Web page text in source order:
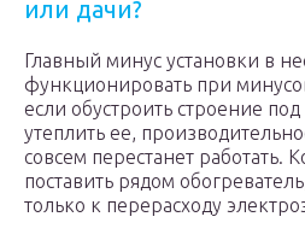
или дачи?
Главный минус установки в
функционировать при
если обустроить строение
утеплить ее,
совсем перестанет работать.
поставить рядом
только к перерасходу